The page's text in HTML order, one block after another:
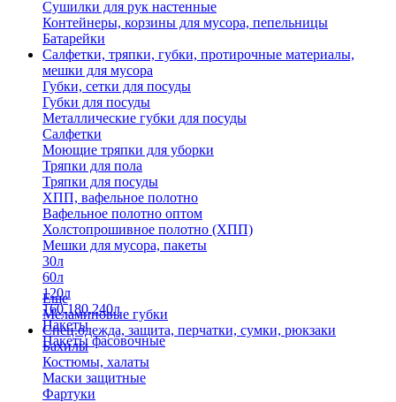
Сушилки для рук настенные
Контейнеры, корзины для мусора, пепельницы
Батарейки
Салфетки, тряпки, губки, протирочные материалы,
мешки для мусора
Губки, сетки для посуды
Губки для посуды
Металлические губки для посуды
Салфетки
Моющие тряпки для уборки
Тряпки для пола
Тряпки для посуды
ХПП, вафельное полотно
Вафельное полотно оптом
Холстопрошивное полотно (ХПП)
Мешки для мусора, пакеты
30л
60л
120л
160,180,240л
Пакеты
Пакеты фасовочные
Еще
Меламиновые губки
Спец.одежда, защита, перчатки, сумки, рюкзаки
Бахилы
Костюмы, халаты
Маски защитные
Фартуки